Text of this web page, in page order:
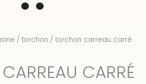
/ torchon / torchon carreau carré
CARRÉ